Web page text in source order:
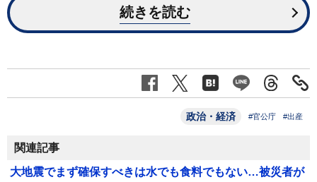
続きを読む
政治・経済 #官公庁 #出産
関連記事
大地震でまず確保すべきは水でも食料でもない…被災者が